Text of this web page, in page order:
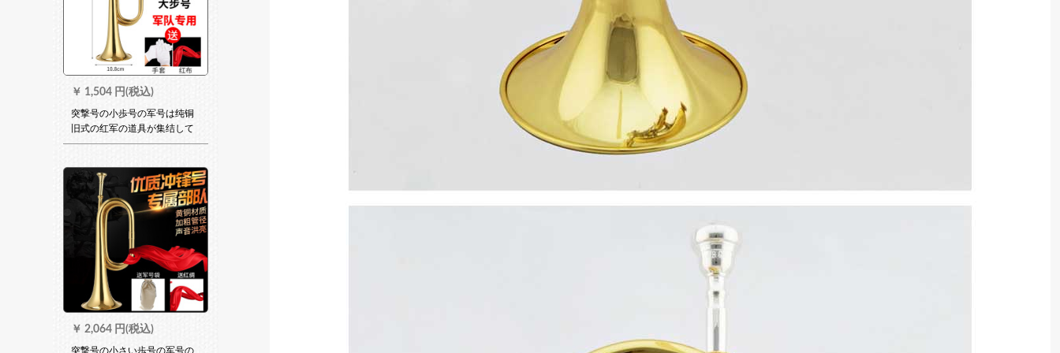
￥ 1,504 円(税込)
突撃号の小歩号の军号は纯铜
旧式の红军の道具が集结して
います。号部队専用の大股号
＋手袋を配合する）350 gのグ
ラムの部队専用です。
￥ 2,064 円(税込)
突撃号の小さい歩号の军号の